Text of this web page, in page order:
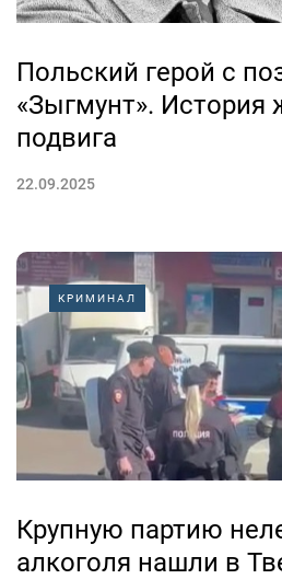
Польский герой с
«Зыгмунт». История
подвига
22.09.2025
КРИМИНАЛ
Крупную партию
алкоголя нашли в